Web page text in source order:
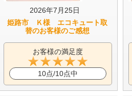
2026年7月25日
姫路市 Ｋ様 エコキュート取
替のお客様のご感想
お客様の満足度
10点/10点中